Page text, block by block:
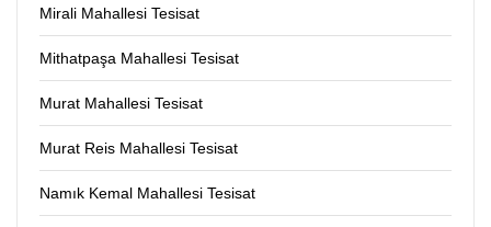
Mirali Mahallesi Tesisat
Mithatpaşa Mahallesi Tesisat
Murat Mahallesi Tesisat
Murat Reis Mahallesi Tesisat
Namık Kemal Mahallesi Tesisat